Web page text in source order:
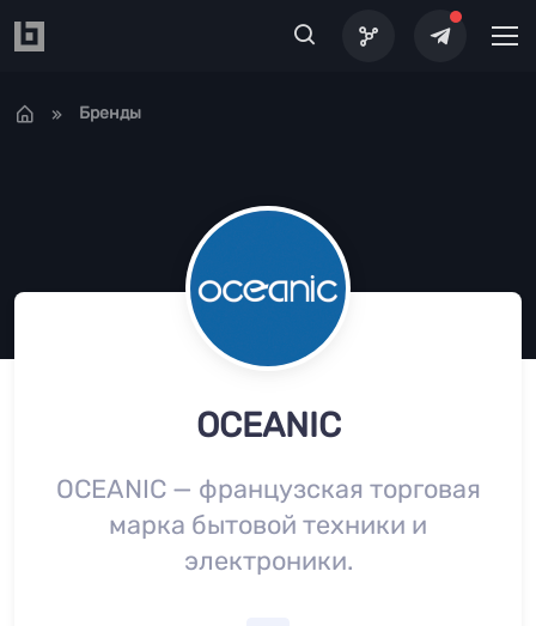
Бренды
OCEANIC
OCEANIC — французская торговая
марка бытовой техники и
электроники.